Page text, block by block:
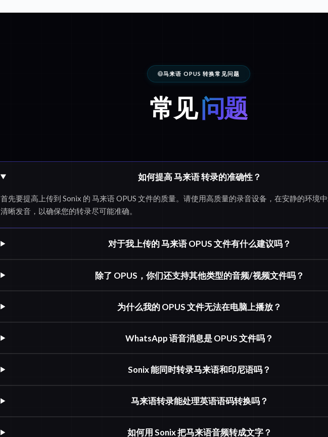
马来语 OPUS 转换常见问题
常见问题
如何提高 马来语 转录的准确性？
首先要提高上传到 Sonix 的 马来语 OPUS 文件的质量。请使用高质量的录音设备，在安静的环境
清晰发音，以确保您的转录尽可能准确。
对于我上传的 马来语 OPUS 文件有什么建议吗？
除了 OPUS，你们还支持其他类型的音频/视频文件吗？
为什么我的 OPUS 文件无法在电脑上播放？
WhatsApp 语音消息是 OPUS 文件吗？
Sonix 能同时转录马来语和印尼语吗？
马来语转录能处理英语语码转换吗？
如何用 Sonix 把马来语音频转成文字？